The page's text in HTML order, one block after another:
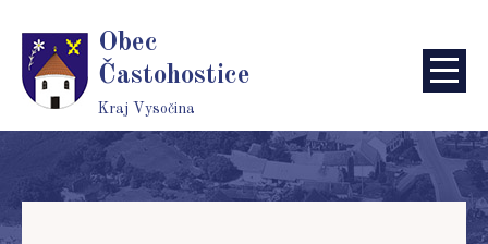
Obec
Častohostice
Kraj Vysočina